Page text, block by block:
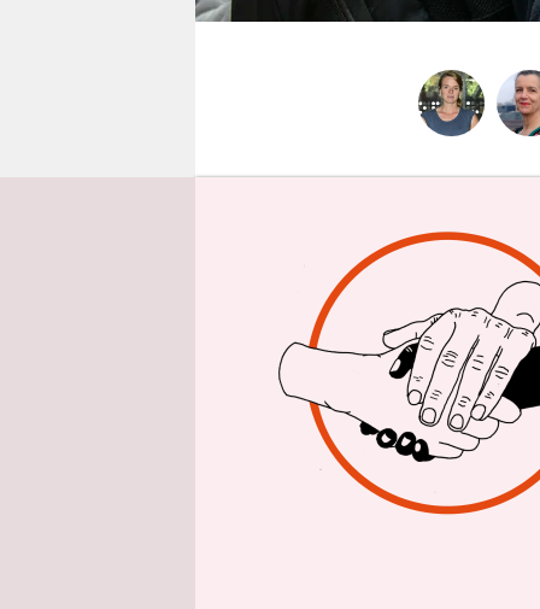
genossenschaft
|
tun. Was
nachdem
derzeit in
eine
handeln“,
Kommen